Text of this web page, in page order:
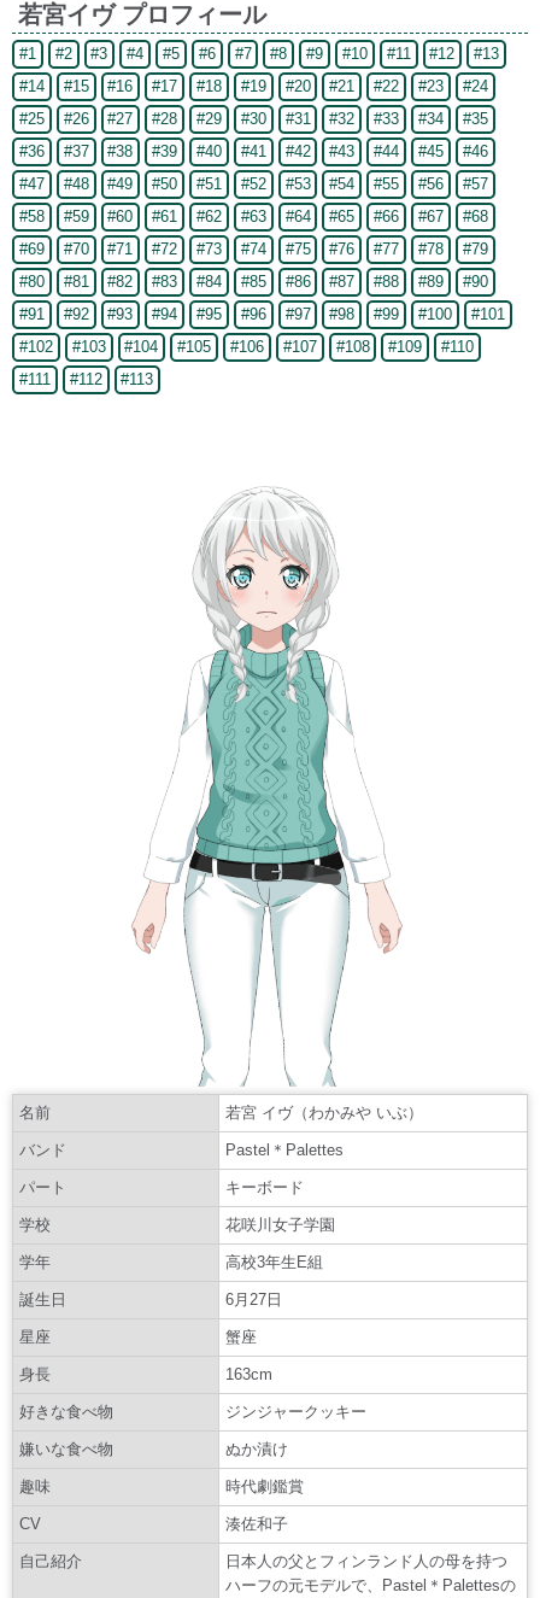
若宮イヴ プロフィール
#1 #2 #3 #4 #5 #6 #7 #8 #9 #10 #11 #12
#13
#14
#15 #16 #17 #18 #19 #20 #21 #22 #23
#24
#25
#26 #27 #28 #29 #30 #31 #32 #33 #34
#35
#36
#37 #38 #39 #40 #41 #42 #43 #44 #45
#46
#47
#48 #49 #50 #51 #52 #53 #54 #55 #56
#57
#58
#59 #60 #61 #62 #63 #64 #65 #66 #67
#68
#69
#70 #71 #72 #73 #74 #75 #76 #77 #78
#79
#80
#81 #82 #83 #84 #85 #86 #87 #88 #89
#90
#91
#92 #93 #94 #95 #96 #97 #98 #99 #100
#101
#102
#103 #104 #105 #106 #107 #108 #109
#110
#111
#112 #113
名前 若宮 イヴ（わかみや いぶ）
バンド Pastel＊Palettes
パート キーボード
学校 花咲川女子学園
学年 高校3年生E組
誕生日 6月27日
星座 蟹座
身長 163cm
好きな食べ物 ジンジャークッキー
嫌いな食べ物 ぬか漬け
趣味 時代劇鑑賞
CV 湊佐和子
自己紹介
日本人の父とフィンランド人の母を持つ
ハーフの元モデルで、Pastel＊Palettesの